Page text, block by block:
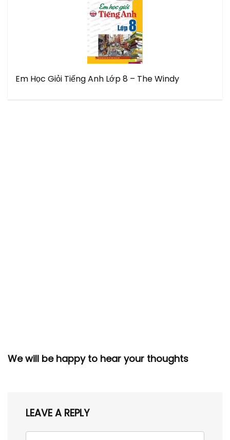
Em Học Giỏi Tiếng Anh Lớp 8 – The Windy
We will be happy to hear your thoughts
LEAVE A REPLY